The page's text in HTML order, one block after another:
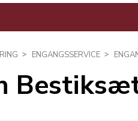
ENGANGSSERVICE